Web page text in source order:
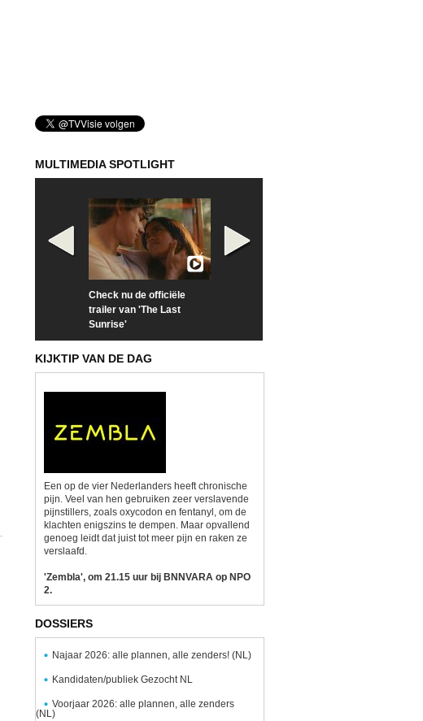
MULTIMEDIA SPOTLIGHT
Check nu de officiële
trailer van 'The Last
Sunrise'
KIJKTIP VAN DE DAG
Een op de vier Nederlanders heeft chronische
pijn. Veel van hen gebruiken zeer verslavende
pijnstillers, zoals oxycodon en fentanyl, om de
klachten enigszins te dempen. Maar opvallend
genoeg leidt dat juist tot meer pijn en raken ze
verslaafd.
'Zembla', om 21.15 uur bij BNNVARA op NPO
2.
DOSSIERS
Najaar 2026: alle plannen, alle zenders! (NL)
Kandidaten/publiek Gezocht NL
Voorjaar 2026: alle plannen, alle zenders
(NL)